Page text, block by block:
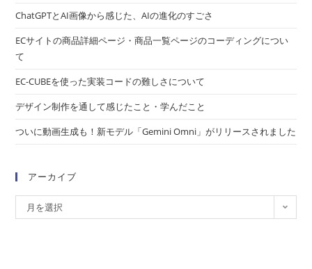
ChatGPTとAI画像から感じた、AIの進化のすごさ
ECサイトの商品詳細ページ・商品一覧ページのコーディングについ
て
EC-CUBEを使った実装コードの難しさについて
デザイン制作を通して感じたこと・学んだこと
ついに動画生成も！新モデル「Gemini Omni」がリリースされました
アーカイブ
月を選択